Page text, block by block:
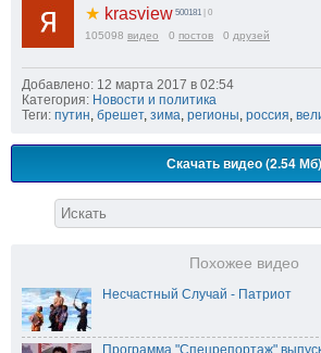
★ krasview 500181 | 0
105098 видео 0 постов 0 друзей
Добавлено: 12 марта 2017 в 02:54
Категория: Новости и политика
Теги: путин брешет, зима регионы россия
Скачать видео (2.54 Мб)
Похожее видео
Несчастный Случай - Патриот
Программа "Спецрепортаж"